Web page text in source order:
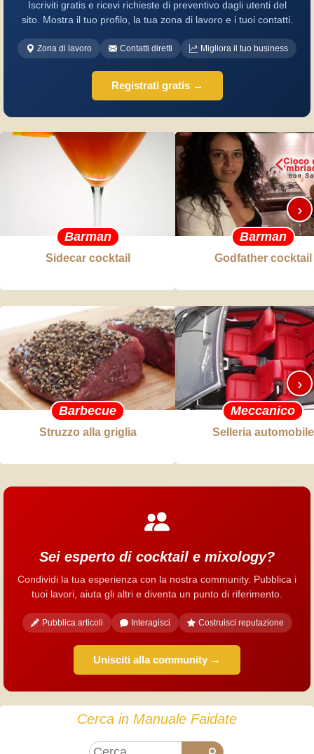
Iscriviti gratis e ricevi richieste di preventivo dagli utenti del
sito. Mostra il tuo profilo, la tua zona di lavoro e i tuoi contatti.
Zona di lavoro Contatti diretti Migliora il tuo business
Registrati gratis →
Barman
Sidecar cocktail
Barman
Godfather cocktail
›
Barbecue
Struzzo alla griglia
Meccanico
Selleria automobile
›
Sei esperto di cocktail e mixology?
Condividi la tua esperienza con la nostra community. Pubblica i
tuoi lavori, aiuta gli altri e diventa un punto di riferimento.
Pubblica articoli Interagisci Costruisci reputazione
Unisciti alla community →
Cerca in Manuale Faidate